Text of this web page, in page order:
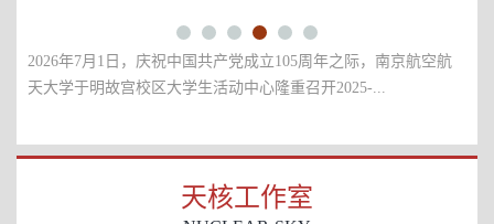
日，庆祝中国共产党成立105周年之际，南京航空航
故宫校区大学生活动中心隆重召开2025-...
为选树青年典型
年坚定理想信念
天核工作室